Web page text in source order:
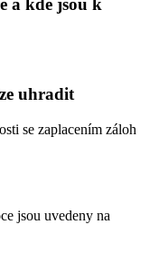
uhradit
se zaplacením záloh
jsou uvedeny na